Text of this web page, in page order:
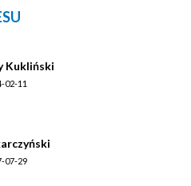
Kukliński
02-11
07-29